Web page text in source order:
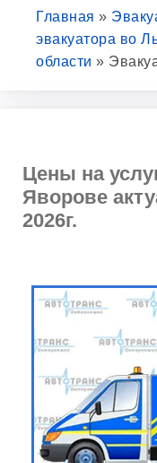
Главная »
эвакуатора во
области »
Цены на
Яворове
2026г.